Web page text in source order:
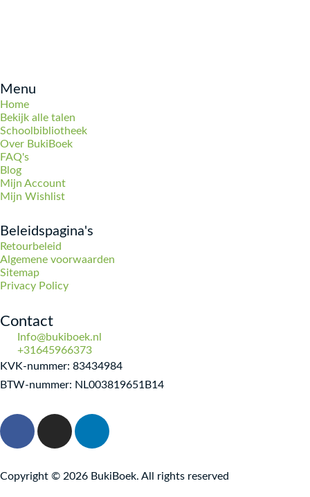
Menu
Home
Bekijk alle talen
Schoolbibliotheek
Over BukiBoek
FAQ's
Blog
Mijn Account
Mijn Wishlist
Beleidspagina's
Retourbeleid
Algemene voorwaarden
Sitemap
Privacy Policy
Contact
Info@bukiboek.nl
+31645966373
KVK-nummer: 83434984
BTW-nummer: NL003819651B14
F
e
t
L
k
Copyright © 2026 BukiBoek. All rights reserved